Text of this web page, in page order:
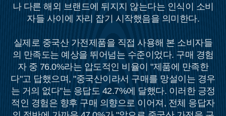
나 다른 해외 브랜드에 뒤지지 않는다는 인식이 소비
자들 사이에 자리 잡기 시작했음을 의미한다.
실제로 중국산 가전제품을 직접 사용해 본 소비자들
의 만족도는 예상을 뛰어넘는 수준이었다. 구매 경험
자 중 76.0%라는 압도적인 비율이 "제품에 만족한
다"고 답했으며, "중국산이라서 구매를 망설이는 경우
는 거의 없다"는 응답도 42.7%에 달했다. 이러한 긍정
적인 경험은 향후 구매 의향으로 이어져, 전체 응답자